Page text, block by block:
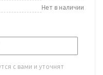
Нет в наличии
с вами и уточнят